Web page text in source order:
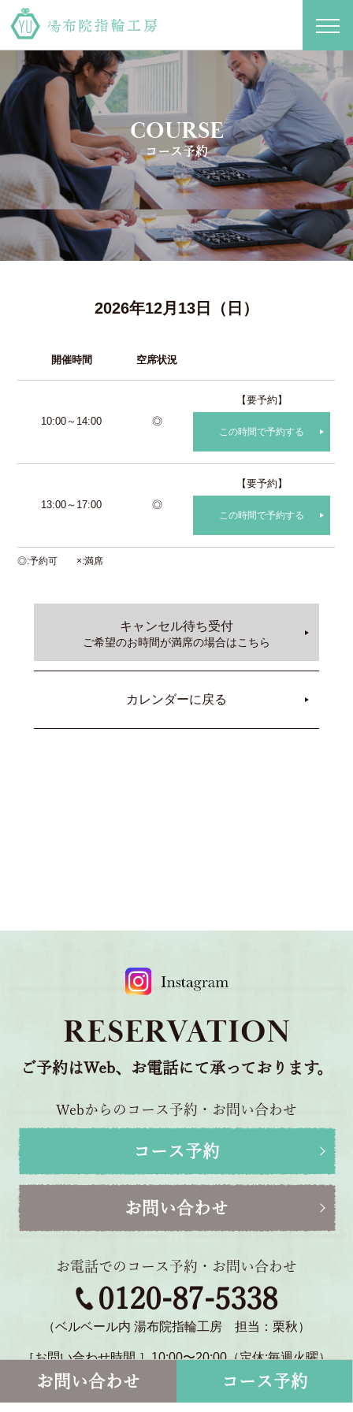
COURSE
コース予約
2026年12月13日（日）
開催時間 空席状況
10:00～14:00 ◎
【要予約】
この時間で予約する
13:00～17:00 ◎
【要予約】
この時間で予約する
◎ 予約可 × 満席
キャンセル待ち受付
ご希望のお時間が満席の場合はこちら
カレンダーに戻る
RESERVATION
ご予約はWeb、お電話にて承っております。
Webからのコース予約・お問い合わせ
コース予約
お問い合わせ
お電話でのコース予約・お問い合わせ
0120-87-5338
（ベルベール内 湯布院指輪工房 担当：栗秋）
［お問い合わせ時間 ］10:00〜20:00（定休:毎週火曜）
〒879-5114 大分県由布市湯布院町川北1770-2
お問い合わせ コース予約